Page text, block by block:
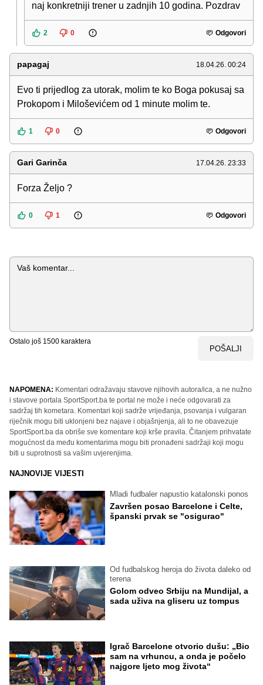
naj konkretniji trener u zadnjih 10 godina. Pozdrav
2 0 Odgovori
papagaj 18.04.26. 00:24
Evo ti prijedlog za utorak, molim te ko Boga pokusaj sa
Prokopom i Miloševićem od 1 minute molim te.
1 0 Odgovori
Gari Garinča 17.04.26. 23:33
Forza Željo ?
0 1 Odgovori
Komentar
Ostalo još 1500 karaktera
POŠALJI
NAPOMENA: Komentari odražavaju stavove njihovih autora/ica, a ne nužno
i stavove portala SportSport.ba te portal ne može i neće odgovarati za
sadržaj tih kometara. Komentari koji sadrže vrijeđanja, psovanja i vulgaran
riječnik mogu biti uklonjeni bez najave i objašnjenja, ali to ne obavezuje
SportSport.ba da obriše sve komentare koji krše pravila. Čitanjem prihvatate
mogućnost da među komentarima mogu biti pronađeni sadržaji koji mogu
biti u suprotnosti sa vašim uvjerenjima.
NAJNOVIJE VIJESTI
Mladi fudbaler napustio katalonski ponos
Završen posao Barcelone i Celte,
španski prvak se "osigurao"
Od fudbalskog heroja do života daleko od
terena
Golom odveo Srbiju na Mundijal, a
sada uživa na gliseru uz tompus
Igrač Barcelone otvorio dušu: „Bio
sam na vrhuncu, a onda je počelo
najgore ljeto mog života“